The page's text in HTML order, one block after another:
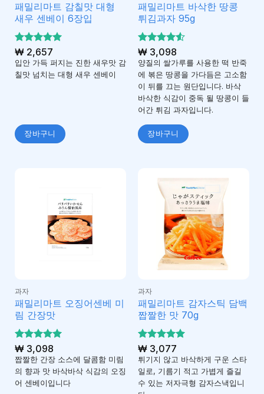
패밀리마트 감칠맛 대형
새우 센베이 6장입
5 중에서
5로 평가
됨
₩2,657
입안 가득 퍼지는 진한 새우맛 감
칠맛 넘치는 대형 새우 센베이
장바구니
패밀리마트 바삭한 땅콩
튀김과자 95g
5 중에서
4.5로 평
가됨
₩3,098
양질의 쌀가루를 사용한 떡 반죽
에 볶은 땅콩을 가다듬은 고소함
이 뒤를 끄는 원단입니다. 바삭
바삭한 식감이 중독 될 땅콩이 들
어간 튀김 과자입니다.
장바구니
과자
패밀리마트 오징어센베 미
림 간장맛
5 중에서
5로 평가
됨
₩3,098
짭짤한 간장 소스에 달콤함 미림
의 향과 맛 바삭바삭 식감의 오징
어 센베이입니다
과자
패밀리마트 감자스틱 담백
짭짤한 맛 70g
5 중에서
5로 평가
됨
₩3,077
튀기지 않고 바삭하게 구운 스타
일로, 기름기 적고 가볍게 즐길
수 있는 저자극형 감자스낵입니